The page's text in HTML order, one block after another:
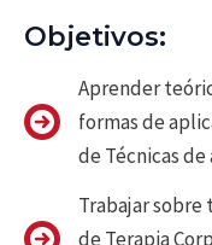
Objetivos:
Aprender
formas de
de Técnicas
Trabajar sobre
de Terapia